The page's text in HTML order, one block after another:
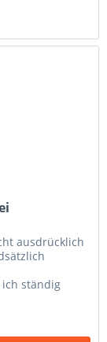
ausdrücklich
ständig